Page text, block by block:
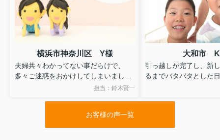
横浜市神奈川区 Y様
夫婦共々わかってない事だらけで、
多々ご迷惑をおかけしてしまいました
が・・・ひとつづつご丁寧に説明・解
お忙しい中、いつも迅速に対応して
頂き、本当に感謝しております。（深
担当：鈴木賢一
大和市
引っ越しが完了し、新
るまでバタバタとした
をせず、まずは来社す
お客様の声一覧